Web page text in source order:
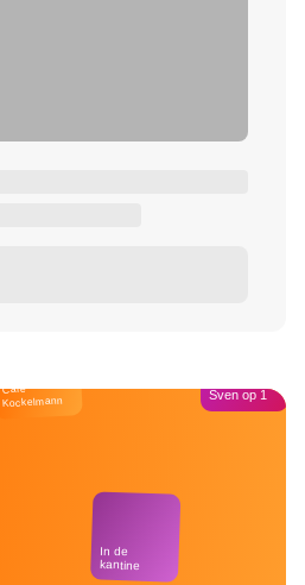
Café
Kockelmann
In de
kantine
Sven op 1